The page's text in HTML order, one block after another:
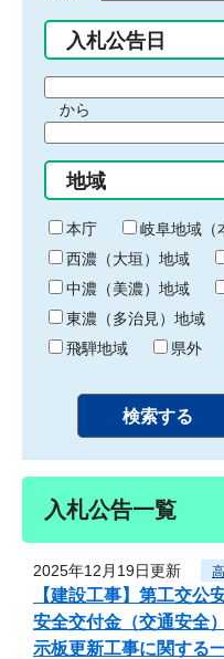
入札公告日
間
始
り
から
間
終
わ
り
地域
本庁
岐阜地域（
西濃（大垣）地域
中濃（美濃）地域
東濃（多治見）地域
飛騨地域
県外
入札公告一覧
2025年12月19日更新
【建設工事】第工交公
安全交付金（交通安全
示板更新工事に関する